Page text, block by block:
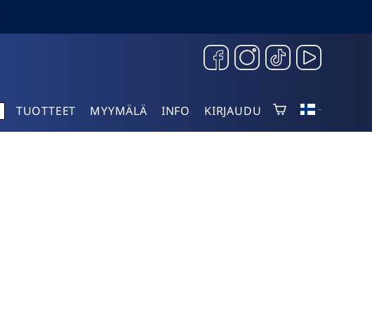
TUOTTEET MYYMÄLÄ INFO KIRJAUDU